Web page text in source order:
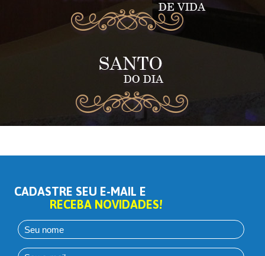
CADASTRE SEU E-MAIL E
RECEBA NOVIDADES!